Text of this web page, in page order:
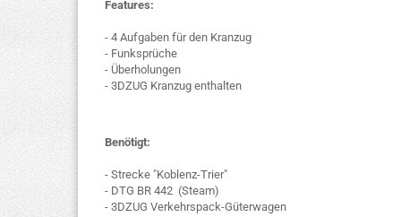
Features:
- 4 Aufgaben für den Kranzug
- Funksprüche
- Überholungen
- 3DZUG Kranzug enthalten
Benötigt:
- Strecke "Koblenz-Trier"
- DTG BR 442 (Steam)
- 3DZUG Verkehrspack-Güterwagen